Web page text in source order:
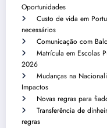
Oportunidades
Custo de vida em
necessários
Comunicação com
Matrícula em Escolas
2026
Mudanças na
Impactos
Novas regras para
Transferência de
regras